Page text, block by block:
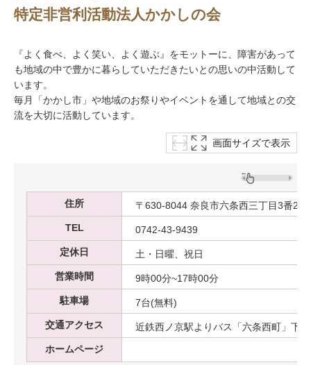
特定非営利活動法人かかしの会
『よく食べ、よく笑い、よく遊ぶ』をモットーに、障害があって
も地域の中で豊かに暮らしていただきたいとの思いの中活動して
います。
毎月「かかし市」や地域のお祭りやイベントを通して地域との交
流を大切に活動しています。
画面サイズで表示
住所
〒630-8044 奈良市六条西三丁目3番21
TEL
0742-43-9439
定休日
土・日曜、祝日
営業時間
9時00分~17時00分
駐車場
7台(無料)
交通アクセス
近鉄西ノ京駅よりバス「六条西町」下
ホームページ